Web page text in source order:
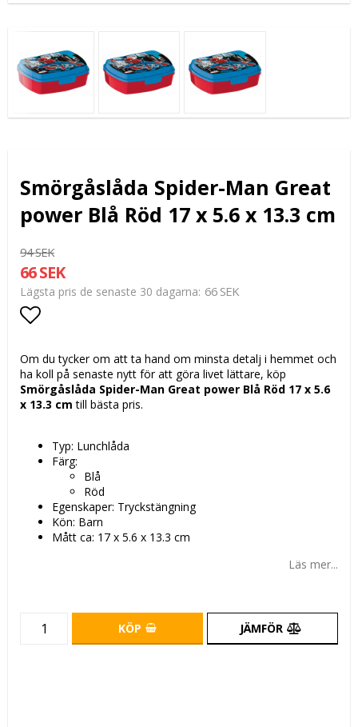
Smörgåslåda Spider-Man Great
power Blå Röd 17 x 5.6 x 13.3 cm
94 SEK
66 SEK
Lägsta pris de senaste 30 dagarna 66 SEK
Om du tycker om att ta hand om minsta detalj i hemmet och
ha koll på senaste nytt för att göra livet lättare, köp
Smörgåslåda Spider-Man Great power Blå Röd 17 x 5.6
x 13.3 cm till bästa pris.
Typ: Lunchlåda
Färg:
Blå
Röd
Egenskaper: Tryckstängning
Kön: Barn
Mått ca: 17 x 5.6 x 13.3 cm
Läs mer...
KÖP JÄMFÖR